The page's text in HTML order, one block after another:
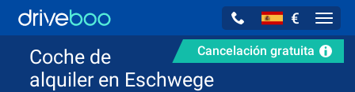
€
Cancelación gratuita
Coche de
alquiler en Eschwege